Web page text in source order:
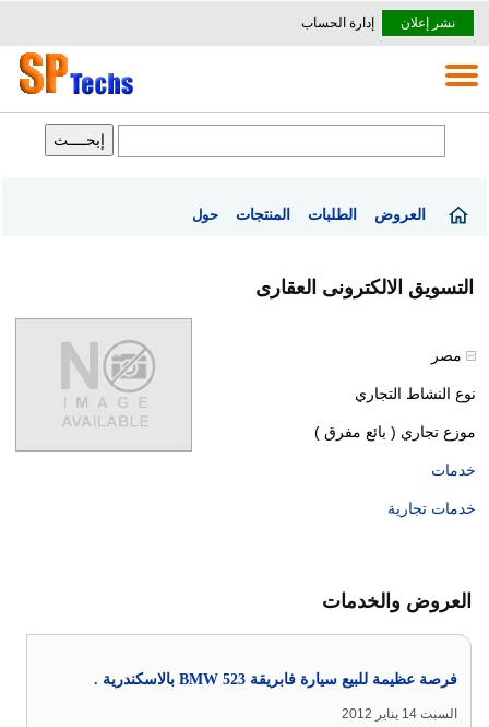
نشر إعلان إدارة الحساب
العروض الطلبات المنتجات حول
التسويق الالكترونى العقارى
مصر
نوع النشاط التجاري
موزع تجاري ( بائع مفرق )
خدمات
خدمات تجارية
العروض والخدمات
فرصة عظيمة للبيع سيارة فابريقة BMW 523 بالاسكندرية .
السبت 14 يناير 2012